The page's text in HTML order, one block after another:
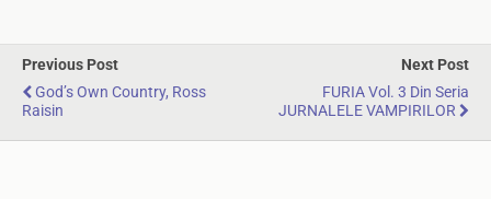
Previous Post
God’s Own Country, Ross
Raisin
Next Post
FURIA Vol. 3 Din Seria
JURNALELE VAMPIRILOR